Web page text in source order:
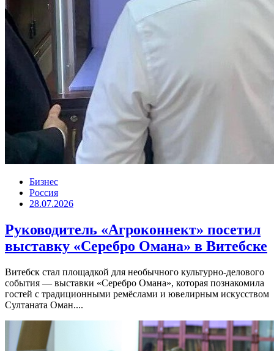
Бизнес
Россия
28.07.2026
Руководитель «Агроконнект» посетил
выставку «Серебро Омана» в Витебске
Витебск стал площадкой для необычного культурно-делового
события — выставки «Серебро Омана», которая познакомила
гостей с традиционными ремёслами и ювелирным искусством
Султаната Оман....